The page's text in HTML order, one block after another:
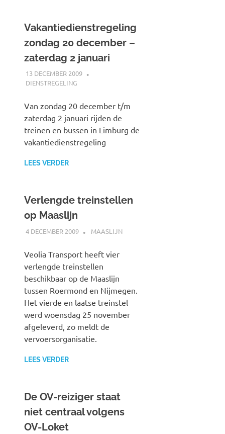
Vakantiedienstregeling
zondag 20 december –
zaterdag 2 januari
13 DECEMBER 2009
DIENSTREGELING
Van zondag 20 december t/m
zaterdag 2 januari rijden de
treinen en bussen in Limburg de
vakantiedienstregeling
LEES VERDER
Verlengde treinstellen
op Maaslijn
4 DECEMBER 2009 JOHAN
MAASLIJN
Veolia Transport heeft vier
verlengde treinstellen
beschikbaar op de Maaslijn
tussen Roermond en Nijmegen.
Het vierde en laatse treinstel
werd woensdag 25 november
afgeleverd, zo meldt de
vervoersorganisatie.
LEES VERDER
De OV-reiziger staat
niet centraal volgens
OV-Loket